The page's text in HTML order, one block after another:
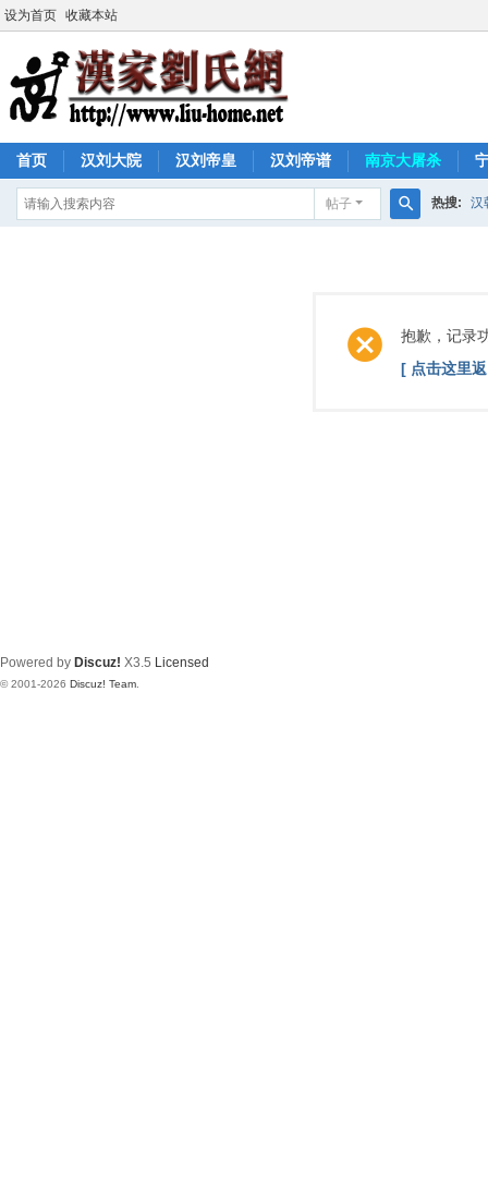
设为首页 收藏本站
首页 汉刘大院 汉刘帝皇 汉刘帝谱 南京大屠杀
帖子 热搜: 汉
抱歉，记录
[ 点击这里
Powered by Discuz! X3.5 Licensed
© 2001-2026 Discuz! Team